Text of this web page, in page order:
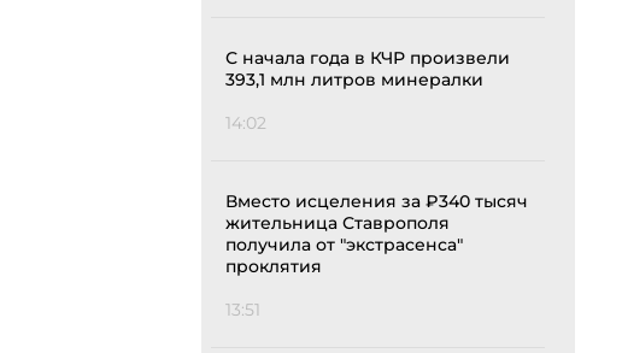
С начала года в КЧР произвели
393,1 млн литров минералки
14:02
Вместо исцеления за ₽340 тысяч
жительница Ставрополя
получила от "экстрасенса"
проклятия
13:51